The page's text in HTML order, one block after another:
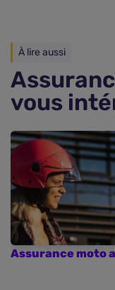
À lire aussi
vous
Assurance moto